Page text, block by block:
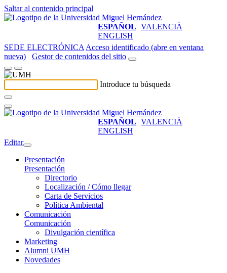
Saltar al contenido principal
ESPAÑOL VALENCIÀ
ENGLISH
SEDE ELECTRÓNICA Acceso identificado (abre en ventana
nueva)
Gestor de contenidos del sitio
Introduce tu búsqueda
ESPAÑOL VALENCIÀ
ENGLISH
Editar
Presentación
Presentación
Directorio
Localización / Cómo llegar
Carta de Servicios
Política Ambiental
Comunicación
Comunicación
Divulgación científica
Marketing
Alumni UMH
Novedades